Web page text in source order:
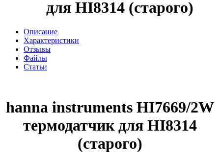
для HI8314 (старого)
Описание
Характеристики
Отзывы
Файлы
Статьи
hanna instruments HI7669/2W
термодатчик для HI8314
(старого)